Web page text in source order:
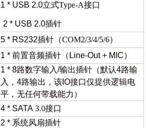
1 * USB 2.0立式Type-A接口
2 * USB 2.0插针
5 * RS232插针（COM2/3/4/5/6）
1 * 前置音频插针（Line-Out + MIC）
1 * 8路数字输入/输出插针（默认4路输
入，4路输出，该IO接口仅提供逻辑电
平，无任何带载能力）
4 * SATA 3.0接口
2 * 系统风扇插针